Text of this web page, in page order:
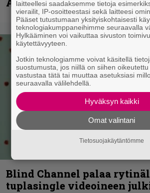
Anthrax- ja Korn-miehistöä
Blind Channel palaa
tuplasingle videoineen
laitteellesi saadaksemme tietoja
vierailit, IP-osoitteestasi sekä laitteesi
Pääset tutustumaan yksityiskohtaisesti
teknologiakumppaneihimme seuraavalla
Hylkääminen voi vaikuttaa sivuston
käytettävyyteen.
Jotkin teknologiamme voivat käsitellä
suostumusta, jos niillä on siihen
vastustaa tätä tai muuttaa asetuksiasi
seuraavalla välilehdellä.
Hyväksyn kaikki
Omat valintani
Tietosuojakäytäntömme